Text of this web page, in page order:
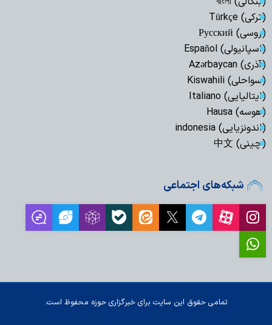
(ترکی) Türkçe
(روسی) Русский
(اسپانیولی) Español
(آذری) Azərbaycan
(سواحلی) Kiswahili
(ایتالیایی) Italiano
(هوسه) Hausa
(اندونزیایی) indonesia
(چینی) 中文
شبکه‌های اجتماعی
تمامی حقوق این سایت برای خبرگزاری حوزه محفوظ است.